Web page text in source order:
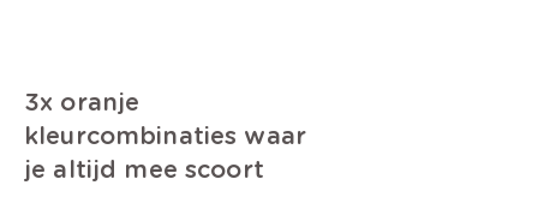
3x oranje
kleurcombinaties waar
je altijd mee scoort